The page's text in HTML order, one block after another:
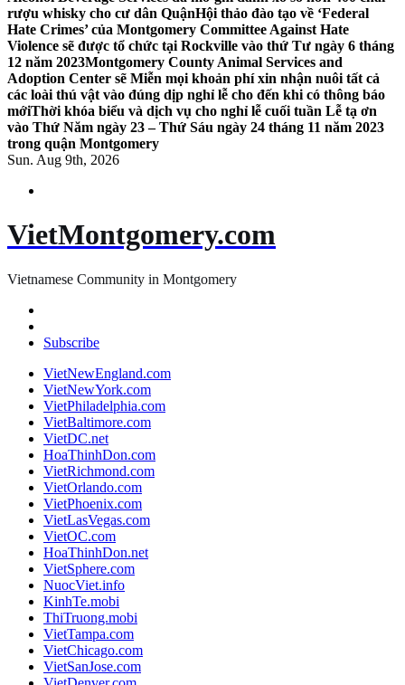
rượu whisky cho cư dân QuậnHội thảo đào tạo về ‘Federal
Hate Crimes’ của Montgomery Committee Against Hate
Violence sẽ được tổ chức tại Rockville vào thứ Tư ngày 6 tháng
12 năm 2023Montgomery County Animal Services and
Adoption Center sẽ Miễn mọi khoản phí xin nhận nuôi tất cả
các loài thú vật vào đúng dịp nghỉ lễ cho đến khi có thông báo
mớiThời khóa biểu và dịch vụ cho nghỉ lễ cuối tuần Lễ tạ ơn
vào Thứ Năm ngày 23 – Thứ Sáu ngày 24 tháng 11 năm 2023
trong quận Montgomery
Sun. Aug 9th, 2026
VietMontgomery.com
Vietnamese Community in Montgomery
Subscribe
VietNewEngland.com
VietNewYork.com
VietPhiladelphia.com
VietBaltimore.com
VietDC.net
HoaThinhDon.com
VietRichmond.com
VietOrlando.com
VietPhoenix.com
VietLasVegas.com
VietOC.com
HoaThinhDon.net
VietSphere.com
NuocViet.info
KinhTe.mobi
ThiTruong.mobi
VietTampa.com
VietChicago.com
VietSanJose.com